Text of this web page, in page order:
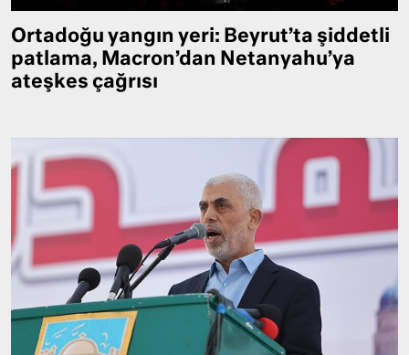
Ortadoğu yangın yeri: Beyrut’ta şiddetli
patlama, Macron’dan Netanyahu’ya
ateşkes çağrısı